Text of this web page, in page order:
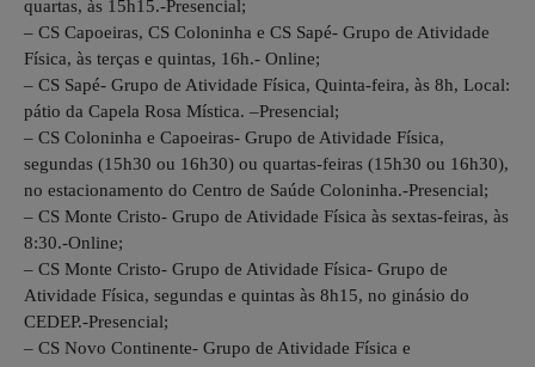
quartas, às 15h15.-Presencial;
– CS Capoeiras, CS Coloninha e CS Sapé- Grupo de Atividade
Física, às terças e quintas, 16h.- Online;
– CS Sapé- Grupo de Atividade Física, Quinta-feira, às 8h, Local:
pátio da Capela Rosa Mística. –Presencial;
– CS Coloninha e Capoeiras- Grupo de Atividade Física,
segundas (15h30 ou 16h30) ou quartas-feiras (15h30 ou 16h30),
no estacionamento do Centro de Saúde Coloninha.-Presencial;
– CS Monte Cristo- Grupo de Atividade Física às sextas-feiras, às
8:30.-Online;
– CS Monte Cristo- Grupo de Atividade Física- Grupo de
Atividade Física, segundas e quintas às 8h15, no ginásio do
CEDEP.-Presencial;
– CS Novo Continente- Grupo de Atividade Física e